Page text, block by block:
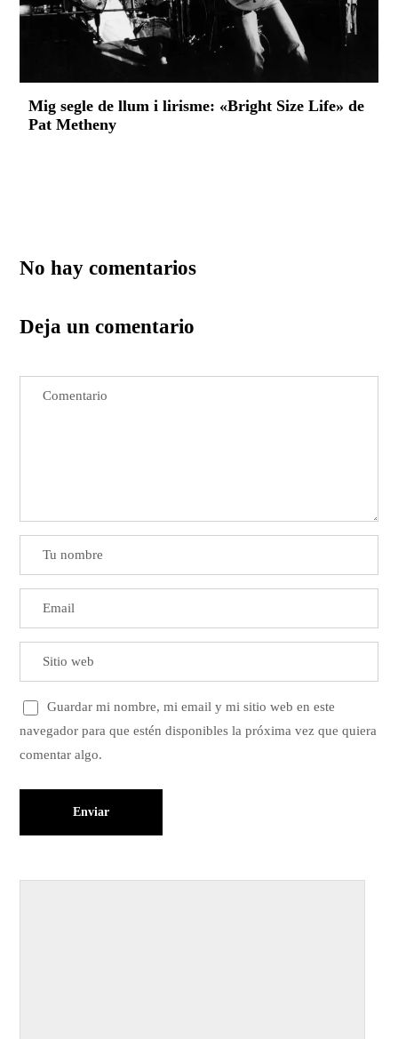
Mig segle de llum i lirisme: «Bright Size Life» de
Pat Metheny
No hay comentarios
Deja un comentario
Guardar mi nombre, mi email y mi sitio web en este
navegador para que estén disponibles la próxima vez que quiera
comentar algo.